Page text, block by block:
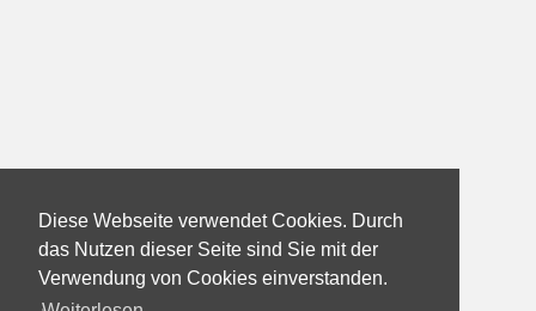
Diese Webseite verwendet Cookies. Durch
das Nutzen dieser Seite sind Sie mit der
Verwendung von Cookies einverstanden.